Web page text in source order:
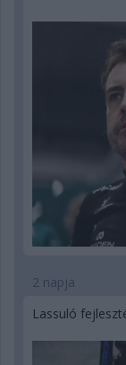
2 napja
Lassuló